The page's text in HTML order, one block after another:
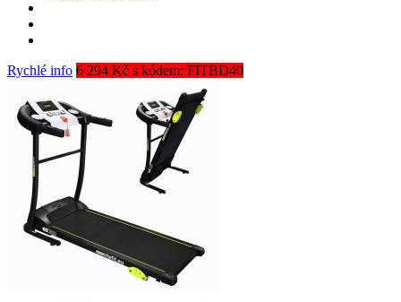
Rychlé info 6 294 Kč s kódem: FITBD40